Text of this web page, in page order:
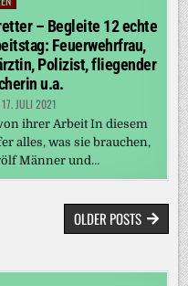
– Begleite 12 echte
Feuerwehrfrau,
Polizist, fliegender
u.a.
17. JULI 2021
ihrer Arbeit In diesem
alles, was sie brauchen,
Männer und…
OLDER POSTS